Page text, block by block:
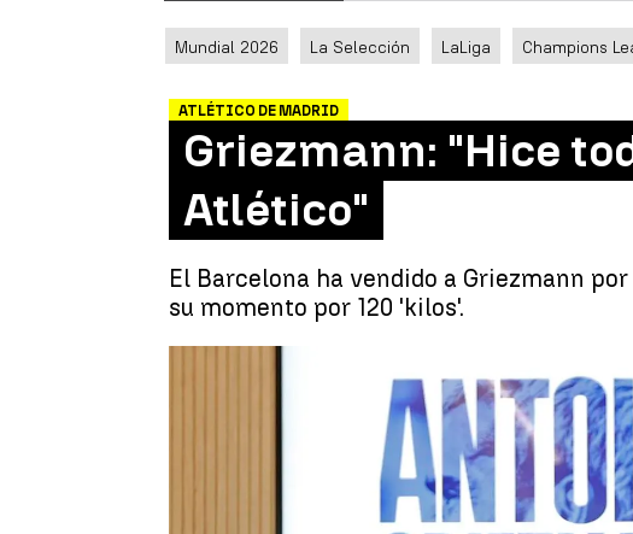
¿Qué
Mundial 2026 La Selección LaLiga Champions
ATLÉTICO DE MADRID
Griezmann: "Hice
Atlético"
El Barcelona ha vendido a Griezmann
su momento por 120 'kilos'.